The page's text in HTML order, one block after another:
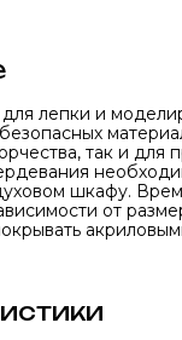
лепки и
так и для
шкафу.
от